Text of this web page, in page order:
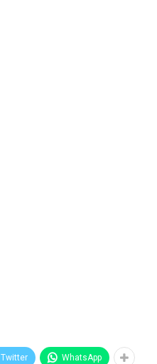
Twitter WhatsApp